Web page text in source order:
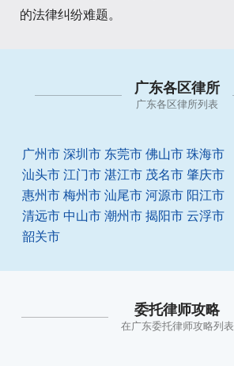
的法律纠纷难题。
广东各区律所
广东各区律所列表
广州市 深圳市 东莞市 佛山市 珠海市
汕头市 江门市 湛江市 茂名市 肇庆市
惠州市 梅州市 汕尾市 河源市 阳江市
清远市 中山市 潮州市 揭阳市 云浮市
韶关市
委托律师攻略
在广东委托律师攻略列表